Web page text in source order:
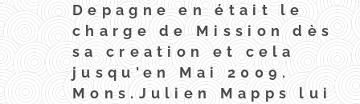
Depagne en était le
charge de Mission dès
sa creation et cela
jusqu'en Mai 2009.
Mons.Julien Mapps lui